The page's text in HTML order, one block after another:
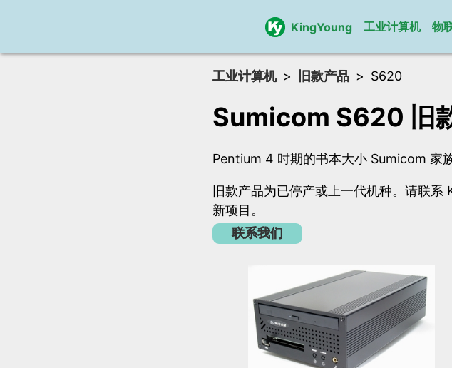
KingYoung 工业计算机 物
工业计算机 旧款产品 S620
Sumicom S620 旧
Pentium 4 时期的书本大小 Sumicom 家
旧款产品为已停产或上一代机种。请联
新项目。
联系我们